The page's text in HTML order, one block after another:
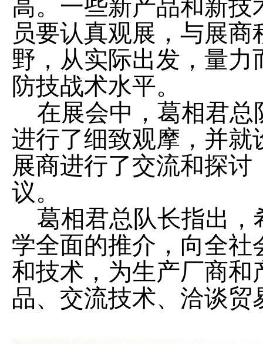
高。一些新产品和新
员要认真观展，与展
野，从实际出发，量
防技战术水平。
在展会中，葛相君
进行了细致观摩，并
展商进行了交流和探
议。
葛相君总队长指出
学全面的推介，向全
和技术，为生产厂商
品、交流技术、洽谈贸